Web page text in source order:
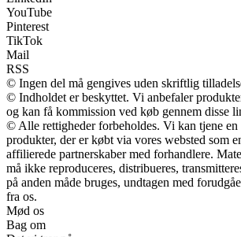
YouTube
Pinterest
TikTok
Mail
RSS
© Ingen del må gengives uden skriftlig
© Indholdet er beskyttet. Vi anbefaler
og kan få kommission ved køb gennem disse
© Alle rettigheder forbeholdes. Vi kan tjene en
produkter, der er købt via vores websted som
affilierede partnerskaber med forhandlere.
må ikke reproduceres, distribueres,
på anden måde bruges, undtagen med
fra os.
Mød os
Bag om